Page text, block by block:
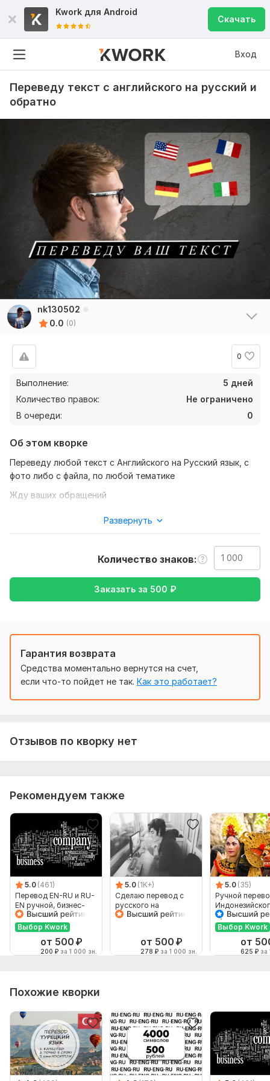
Kwork для Android
Скачать
Вход
Переведу текст с английского на русский и
обратно
nk130502
0.0 (0)
0
Выполнение:
5 дней
Количество правок:
Не ограничено
В очереди:
0
Об этом кворке
Переведу любой текст с Английского на Русский язык, с
фото либо с файла, по любой тематике
Жду ваших обращений
Желание получить лучшее что я могу дать и на что я
способен
Жду ваших откликов
работы
Тематика: Авто и мото,
Недвижимость,Отдых и развлечения
с Английского на Русский
Объем услуги в кворке: 1 000 знаков
Развернуть
Количество знаков
Заказать за 500 ₽
Гарантия возврата
Средства моментально вернутся на счет,
если что-то пойдет не так. Как это работает?
Отзывов по кворку нет
Рекомендуем также
5.0 (461)
Перевод EN-RU и RU-
EN ручной, бизнес-
английский
Выбор Kwork
от 500 ₽
200 ₽ за 1 000 зн.
5.0 (1K+)
Сделаю перевод с
русского на
английский и
от 500 ₽
278 ₽ за 1 000 зн.
5.0 (35)
Ручной
Русский и
Выбор Kwork
от
625 ₽ за
Похожие кворки